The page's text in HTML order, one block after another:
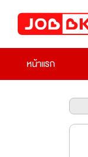
หน้าแรก